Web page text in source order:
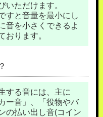
いただけます。
すと音量を最小にし
音を小さくできるよ
おります。
する音には、主に
ー音」、「役物やバ
の払い出し音(コイン